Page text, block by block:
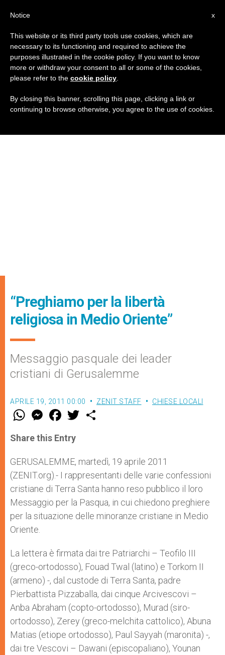
“Preghiamo per la libertà
religiosa in Medio Oriente”
Messaggio pasquale dei leader
cristiani di Gerusalemme
APRILE 19, 2011 00:00 ZENIT STAFF CHIESE LOCALI
W
t
s
p
p
M
e
s
e
g
e
r
F
a
e
b
o
k
w
r
Share this Entry
GERUSALEMME, martedì, 19 aprile 2011
(ZENIT.org).- I rappresentanti delle varie confessioni
cristiane di Terra Santa hanno reso pubblico il loro
Messaggio per la Pasqua, in cui chiedono preghiere
per la situazione delle minoranze cristiane in Medio
Oriente.
La lettera è firmata dai tre Patriarchi – Teofilo III
(greco-ortodosso), Fouad Twal (latino) e Torkom II
(armeno) -, dal custode di Terra Santa, padre
Pierbattista Pizzaballa, dai cinque Arcivescovi –
Anba Abraham (copto-ortodosso), Murad (siro-
ortodosso), Zerey (greco-melchita cattolico), Abuna
Matias (etiope ortodosso), Paul Sayyah (maronita) -,
dai tre Vescovi – Dawani (episcopaliano), Younan
x
Notice
This website or its third party tools use cookies, which are
necessary to its functioning and required to achieve the
purposes illustrated in the cookie policy. If you want to know
more or withdraw your consent to all or some of the cookies,
please refer to the cookie policy
By closing this banner, scrolling this page, clicking a link or
continuing to browse otherwise, you agree to the use of cookies.